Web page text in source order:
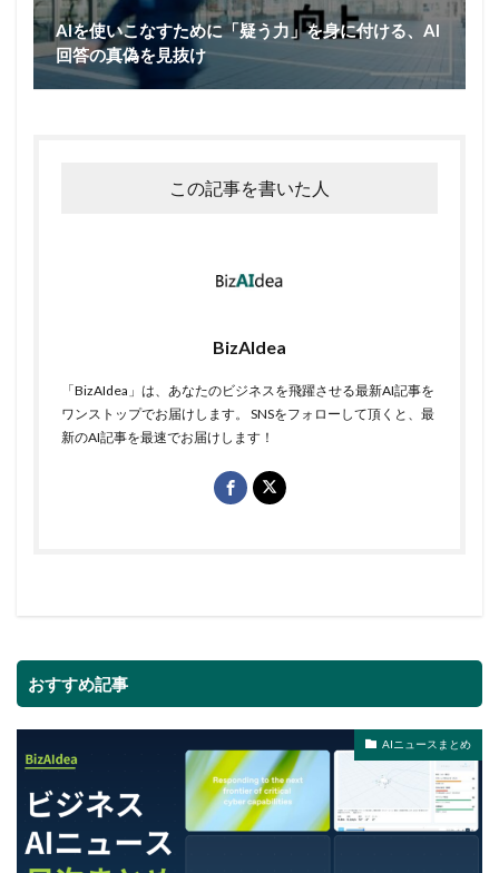
AIを使いこなすために「疑う力」を身に付ける、AI
回答の真偽を見抜け
この記事を書いた人
BizAIdea
「BizAIdea」は、あなたのビジネスを飛躍させる最新AI記事を
ワンストップでお届けします。 SNSをフォローして頂くと、最
新のAI記事を最速でお届けします！
おすすめ記事
AIニュースまとめ